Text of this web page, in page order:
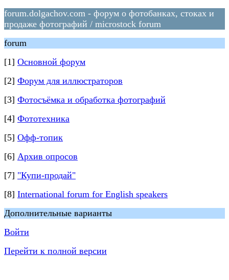
forum.dolgachov.com - форум о фотобанках, стоках и
продаже фотографий / microstock forum
forum
[1] Основной форум
[2] Форум для иллюстраторов
[3] Фотосъёмка и обработка фотографий
[4] Фототехника
[5] Офф-топик
[6] Архив опросов
[7] "Купи-продай"
[8] International forum for English speakers
Дополнительные варианты
Войти
Перейти к полной версии